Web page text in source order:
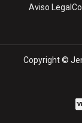
Aviso Legal
Copyright ©